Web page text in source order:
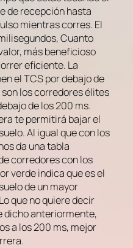
de recepción hasta
mientras corres. El
Cuanto
más beneficioso
eficiente. La
el TCS por debajo de
los corredores élites
de los 200 ms.
te permitirá bajar el
Al igual que con los
da una tabla
corredores con los
verde indica que es el
de un mayor
que no quiere decir
dicho anteriormente,
a los 200 ms, mejor